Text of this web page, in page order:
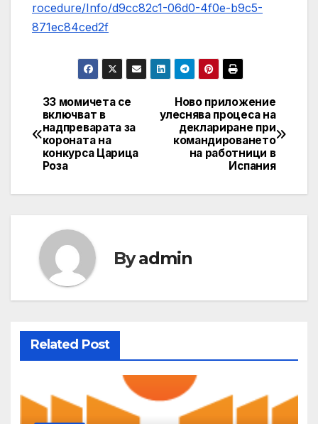
rocedure/Info/d9cc82c1-06d0-4f0e-b9c5-
871ec84ced2f
Post
navigation
Ново приложение
улеснява процеса на
деклариране при
командироването
на работници в
Испания
33 момичета се
включват в
надпреварата за
короната на
конкурса Царица
Роза
Byadmin
Related Post